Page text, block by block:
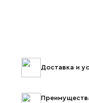
Доставка и